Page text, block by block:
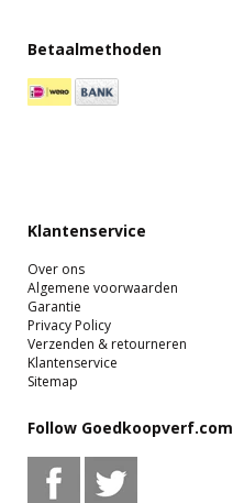
Betaalmethoden
Klantenservice
Over ons
Algemene voorwaarden
Garantie
Privacy Policy
Verzenden & retourneren
Klantenservice
Sitemap
Follow Goedkoopverf.com